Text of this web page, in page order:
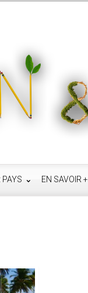
PAYS EN SAVOIR +